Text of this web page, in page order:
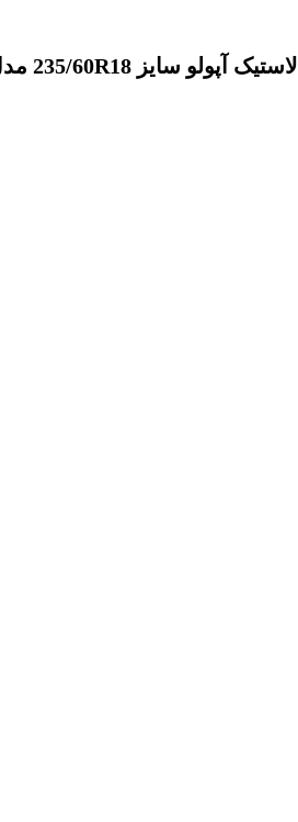
لاستیک آپولو سایز 235/60R18 مدل APTERRA HT 2